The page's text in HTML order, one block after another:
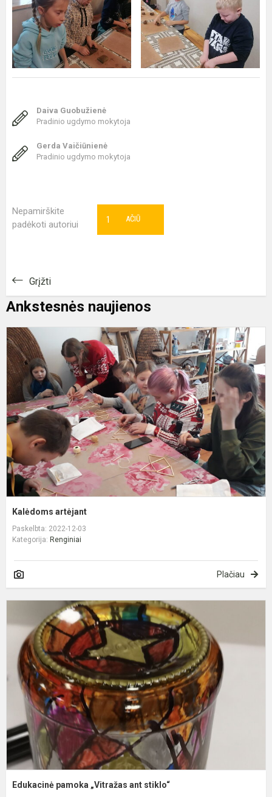
Daiva Guobužienė
Pradinio ugdymo mokytoja
Gerda Vaičiūnienė
Pradinio ugdymo mokytoja
Nepamirškite
padėkoti autoriui
AČIŪ
1
Grįžti
Ankstesnės naujienos
Kalėdoms artėjant
Paskelbta: 2022-12-03
Kategorija: Renginiai
Plačiau
Edukacinė pamoka „Vitražas ant stiklo“